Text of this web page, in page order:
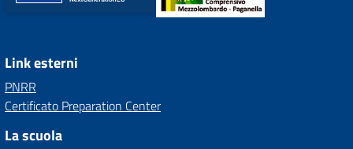
Link esterni
PNRR
Certificato Preparation Center
La scuola